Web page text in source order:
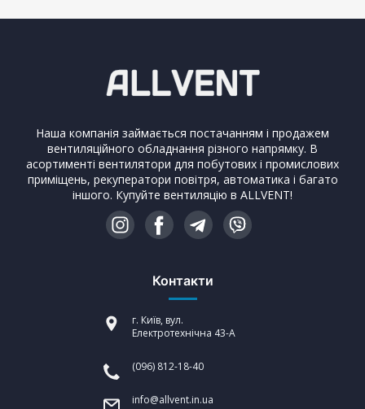
Наша компанія займається постачанням і продажем
вентиляційного обладнання різного напрямку. В
асортименті вентилятори для побутових і промислових
приміщень, рекуператори повітря, автоматика і багато
іншого. Купуйте вентиляцію в ALLVENT!
Контакти
г. Київ, вул.
Електротехнічна 43-А
(096) 812-18-40
info@allvent.in.ua